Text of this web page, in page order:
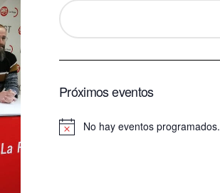
Próximos eventos
Aviso No hay eventos programados.